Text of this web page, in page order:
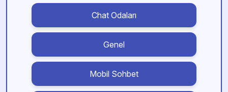
Chat Odaları
Genel
Mobil Sohbet